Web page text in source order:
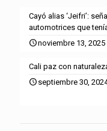
Cayó alias ‘Jeifri’:
automotrices que
noviembre 13, 2025
Cali paz con
septiembre 30,